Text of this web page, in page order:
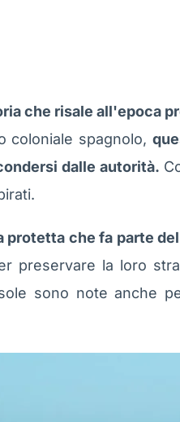
che risale all'epoca
coloniale spagnolo,
dalle autorità.
protetta che fa parte
preservare la loro
sono note anche